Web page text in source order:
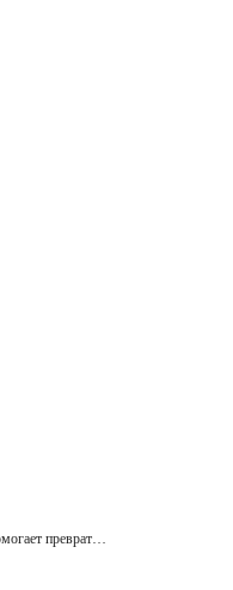
Псковский губернатор: ​«Школа агротуризма» помогает превратить локальную изюминку в точку притяжения